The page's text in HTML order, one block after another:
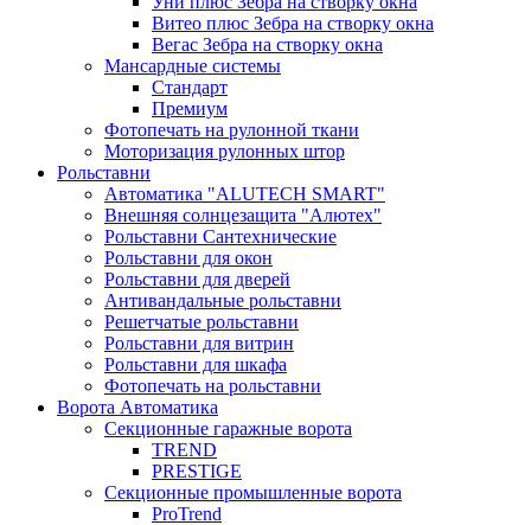
Витео плюс Зебра на створку окна
Вегас Зебра на створку окна
Мансардные системы
Стандарт
Премиум
Фотопечать на рулонной ткани
Моторизация рулонных штор
Рольставни
Автоматика "ALUTECH SMART"
Внешняя солнцезащита "Алютех"
Рольставни Сантехнические
Рольставни для окон
Рольставни для дверей
Антивандальные рольставни
Решетчатые рольставни
Рольставни для витрин
Рольставни для шкафа
Фотопечать на рольставни
Ворота Автоматика
Секционные гаражные ворота
TREND
PRESTIGE
Секционные промышленные ворота
ProTrend